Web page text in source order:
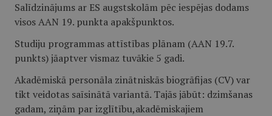
Salīdzinājums ar ES augstskolām pēc iespējas dodams
visos AAN 19. punkta apakšpunktos.
Studiju programmas attīstības plānam (AAN 19.7.
punkts) jāaptver vismaz tuvākie 5 gadi.
Akadēmiskā personāla zinātniskās biogrāfijas (CV) var
tikt veidotas saīsinātā variantā. Tajās jābūt: dzimšanas
gadam, ziņām par izglītību,akadēmiskajiem